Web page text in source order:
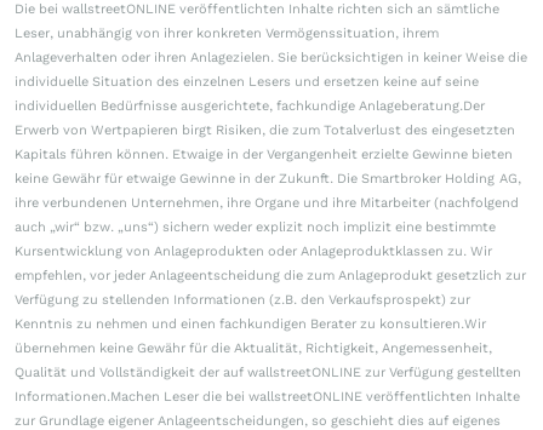
Die bei wallstreetONLINE veröffentlichten Inhalte richten sich an sämtliche
Leser, unabhängig von ihrer konkreten Vermögenssituation, ihrem
Anlageverhalten oder ihren Anlagezielen. Sie berücksichtigen in keiner Weise die
individuelle Situation des einzelnen Lesers und ersetzen keine auf seine
individuellen Bedürfnisse ausgerichtete, fachkundige Anlageberatung.Der
Erwerb von Wertpapieren birgt Risiken, die zum Totalverlust des eingesetzten
Kapitals führen können. Etwaige in der Vergangenheit erzielte Gewinne bieten
keine Gewähr für etwaige Gewinne in der Zukunft. Die Smartbroker Holding AG,
ihre verbundenen Unternehmen, ihre Organe und ihre Mitarbeiter (nachfolgend
auch „wir“ bzw. „uns“) sichern weder explizit noch implizit eine bestimmte
Kursentwicklung von Anlageprodukten oder Anlageproduktklassen zu. Wir
empfehlen, vor jeder Anlageentscheidung die zum Anlageprodukt gesetzlich zur
Verfügung zu stellenden Informationen (z.B. den Verkaufsprospekt) zur
Kenntnis zu nehmen und einen fachkundigen Berater zu konsultieren.Wir
übernehmen keine Gewähr für die Aktualität, Richtigkeit, Angemessenheit,
Qualität und Vollständigkeit der auf wallstreetONLINE zur Verfügung gestellten
Informationen.Machen Leser die bei wallstreetONLINE veröffentlichten Inhalte
zur Grundlage eigener Anlageentscheidungen, so geschieht dies auf eigenes